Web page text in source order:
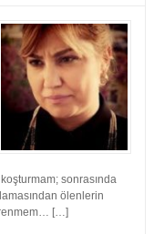
sonrasında
ölenlerin
[…]